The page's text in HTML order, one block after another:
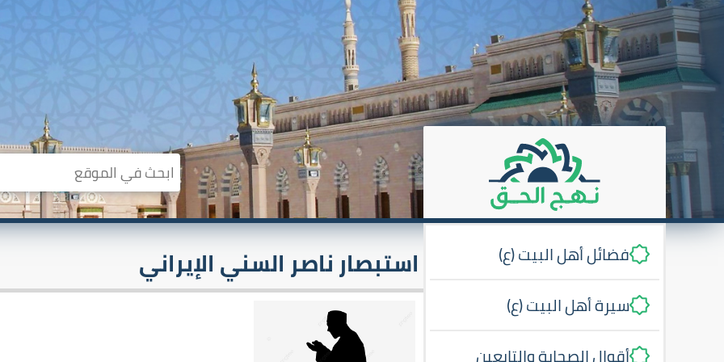
فضائل أهل البيت (ع)
سيرة أهل البيت (ع)
أقوال الصحابة والتابعين
استبصار ناصر السني الإيراني